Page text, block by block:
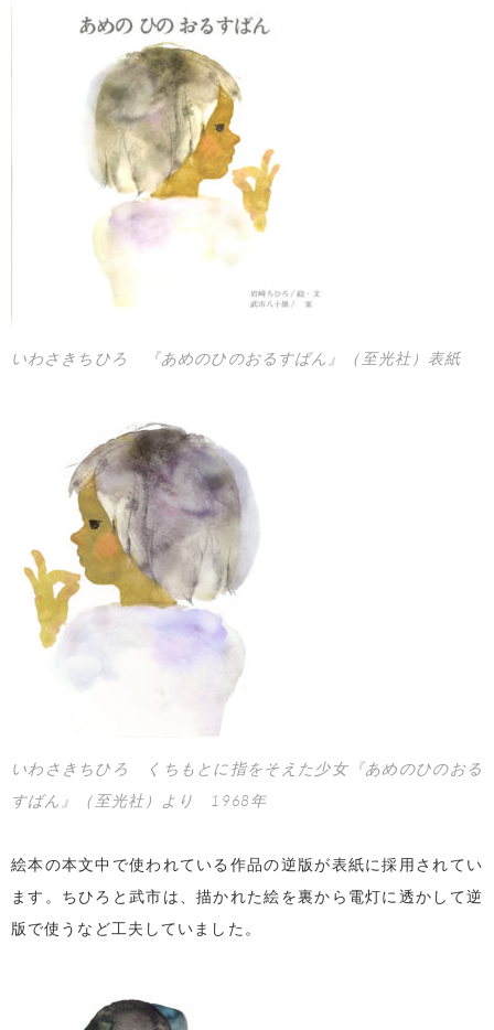
いわさきちひろ 『あめのひのおるすばん』（至光社）表紙
いわさきちひろ くちもとに指をそえた少女『あめのひのおる
すばん』（至光社）より 1968年
絵本の本文中で使われている作品の逆版が表紙に採用されてい
ます。ちひろと武市は、描かれた絵を裏から電灯に透かして逆
版で使うなど工夫していました。